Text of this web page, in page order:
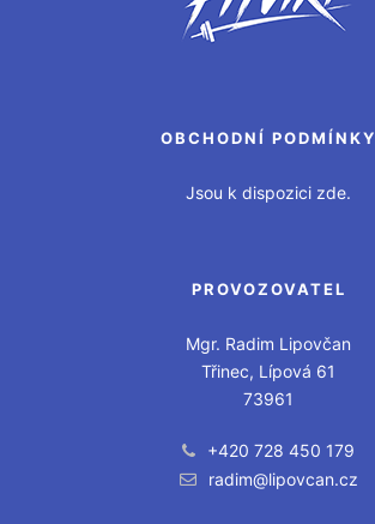
OBCHODNÍ PODMÍNKY
Jsou k dispozici zde.
PROVOZOVATEL
Mgr. Radim Lipovčan
Třinec, Lípová 61
73961
+420 728 450 179
radim@lipovcan.cz